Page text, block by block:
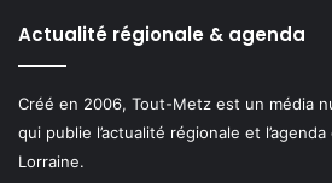
Actualité régionale & agenda
Créé en 2006, Tout-Metz est un média
qui publie l’actualité régionale et
Lorraine.